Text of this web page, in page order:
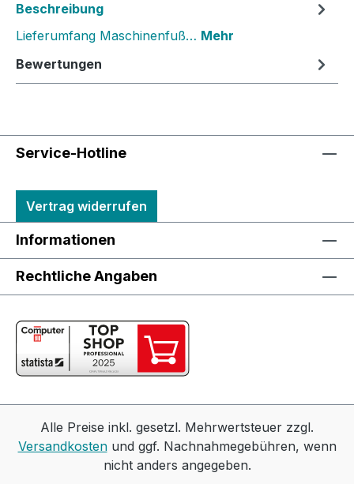
Beschreibung
Lieferumfang Maschinenfuß… Mehr
Bewertungen
Service-Hotline
Vertrag widerrufen
Informationen
Rechtliche Angaben
Alle Preise inkl. gesetzl. Mehrwertsteuer zzgl.
Versandkostenund ggf. Nachnahmegebühren, wenn
nicht anders angegeben.